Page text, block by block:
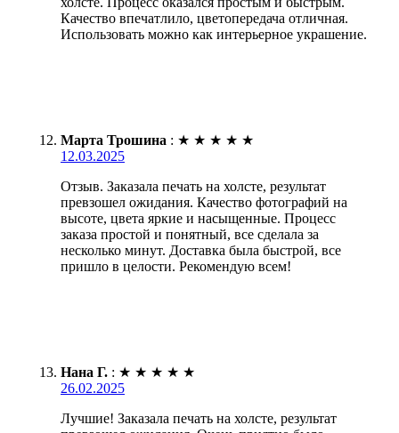
Качество впечатлило, цветопередача отличная.
Использовать можно как интерьерное украшение.
Марта Трошина : ★ ★ ★ ★ ★
12.03.2025
Отзыв. Заказала печать на холсте, результат
превзошел ожидания. Качество фотографий на
высоте, цвета яркие и насыщенные. Процесс
заказа простой и понятный, все сделала за
несколько минут. Доставка была быстрой, все
пришло в целости. Рекомендую всем!
Нана Г. : ★ ★ ★ ★ ★
26.02.2025
Лучшие! Заказала печать на холсте, результат